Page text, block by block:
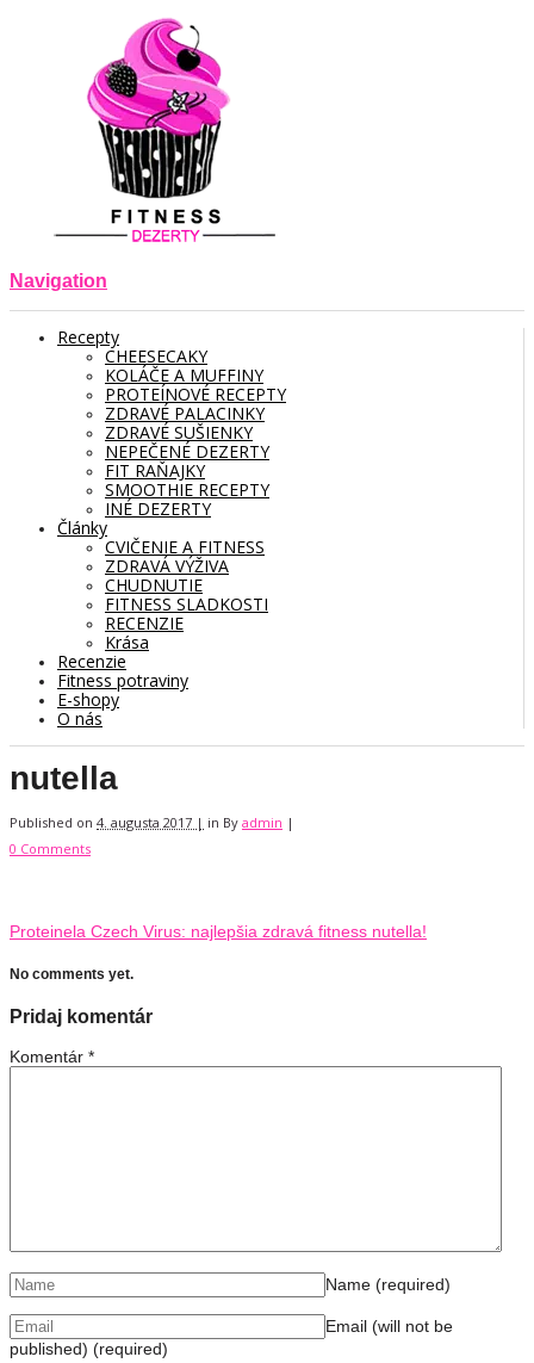
Navigation
Recepty
CHEESECAKY
KOLÁČE A MUFFINY
PROTEÍNOVÉ RECEPTY
ZDRAVÉ PALACINKY
ZDRAVÉ SUŠIENKY
NEPEČENÉ DEZERTY
FIT RAŇAJKY
SMOOTHIE RECEPTY
INÉ DEZERTY
Články
CVIČENIE A FITNESS
ZDRAVÁ VÝŽIVA
CHUDNUTIE
FITNESS SLADKOSTI
RECENZIE
Krása
Recenzie
Fitness potraviny
E-shopy
O nás
nutella
Published on 4. augusta 2017 | in By admin |
0 Comments
Proteinela Czech Virus: najlepšia zdravá fitness nutella!
No comments yet.
Pridaj komentár
Komentár *
Name (required)
Email (will not be
published) (required)